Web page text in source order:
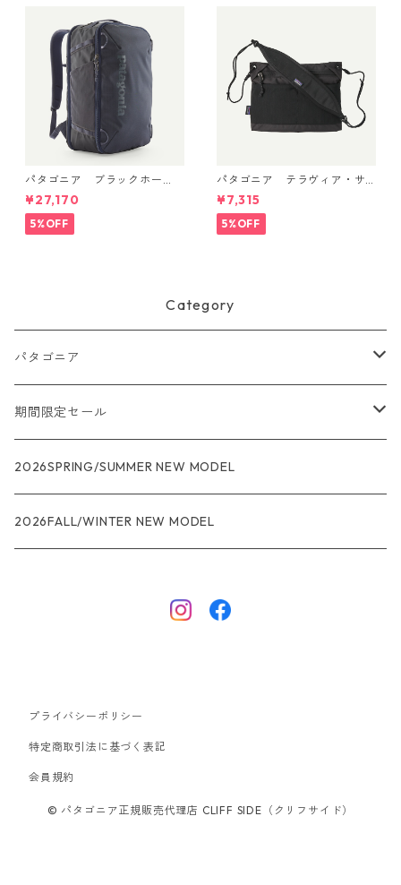
パタゴニア ブラックホー
ル・ミニ・MLC 30L (カラー
Smolder Blue w/Forge Gre
y) Patagonia Black Hole® Mi
ni MLC® 30L 日本正規品 製
¥27,170
5%OFF
パタゴニア テラヴィア・サ
コッシュ 3L (カラー Black)
Patagonia Terravia Sacoche
Bag 3L 日本正規品 製品番号
48835
¥7,315
5%OFF
Category
パタゴニア
メンズ
R1
R1エア
ウィメンズ
R1
ジャケット・アウター
スウェットシャツ・フーディ
ボードショーツ
期間限定セール
★★★
レインウェアー
2026SPRING/SUMMER NEW MODEL
2026FALL/WINTER NEW MODEL
プライバシーポリシー
特定商取引法に基づく表記
会員規約
© パタゴニア正規販売代理店 CLIFF SIDE（クリフサイド）